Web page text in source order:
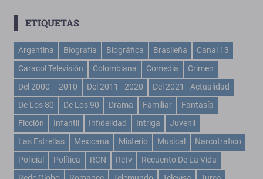
ETIQUETAS
Argentina Biografía Biográfica Brasileña
Canal 13
Caracol Televisión
Colombiana Comedia
Crimen
Del 2000 – 2010
Del 2011 - 2020
Del 2021 - Actualidad
De Los 80
De Los 90 Drama Familiar
Fantasía
Ficción
Infantil Infidelidad Intriga
Juvenil
Las Estrellas
Mexicana Misterio Musical
Narcotrafico
Policial
Política RCN Rctv
Recuento De La Vida